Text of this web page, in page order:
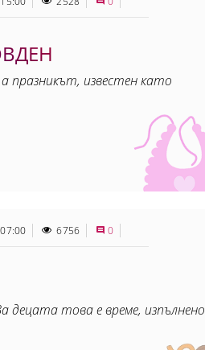
празникът, известен като
6756 0
това е време, изпълнено